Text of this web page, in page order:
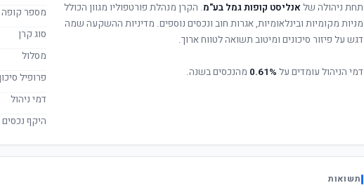
תחת ניהולה של אנליסט קופות גמל בע"מ. הקרן מנהלת פורטפוליו מגוון הכולל
מניות מקומיות ובינלאומיות, אגרות חוב ונכסים נוספים. מדיניות ההשקעה שמה
דגש על פיזור סיכונים ומיטוב תשואה לטווח ארוך.
דמי הניהול עומדים על 0.61% מהנכסים בשנה.
מספר קופה
סוג קרן
מסלול
פרופיל סיכון
דמי ניהול
היקף נכסים
תשואות